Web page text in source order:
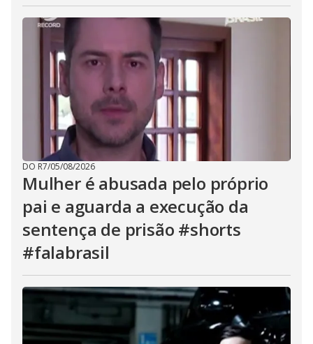
DO R7/05/08/2026
Mulher é abusada pelo próprio
pai e aguarda a execução da
sentença de prisão #shorts
#falabrasil